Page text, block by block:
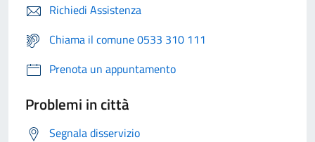
Richiedi Assistenza
Chiama il comune 0533 310 111
Prenota un appuntamento
Problemi in città
Segnala disservizio